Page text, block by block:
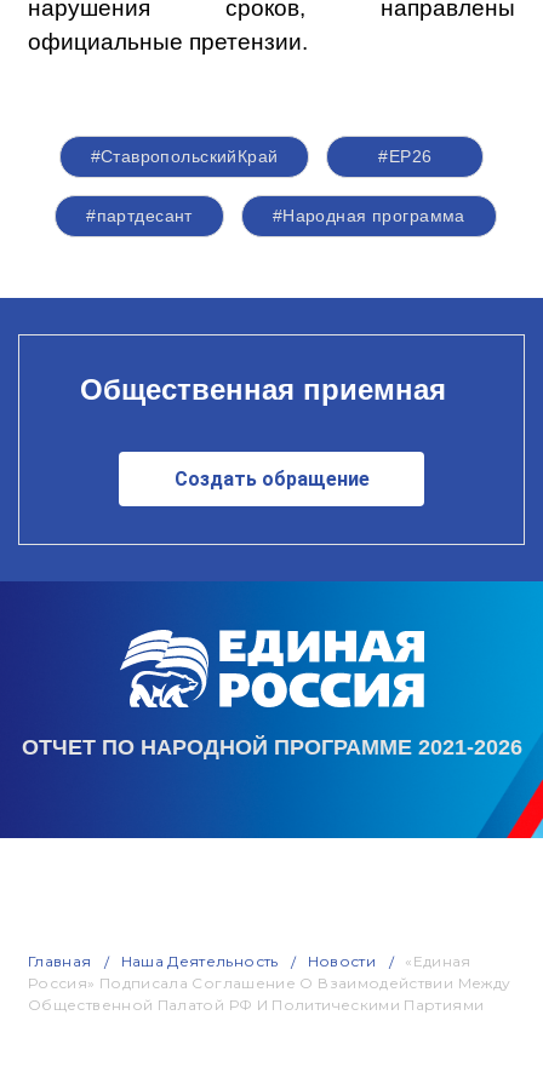
нарушения сроков, направлены
официальные претензии.
#СтавропольскийКрай #ЕР26
#партдесант #Народная программа
Общественная приемная
Создать обращение
ОТЧЕТ ПО НАРОДНОЙ ПРОГРАММЕ 2021-2026
Главная Наша Деятельность Новости
«Единая
Россия» Подписала Соглашение О Взаимодействии Между
Общественной Палатой РФ И Политическими Партиями